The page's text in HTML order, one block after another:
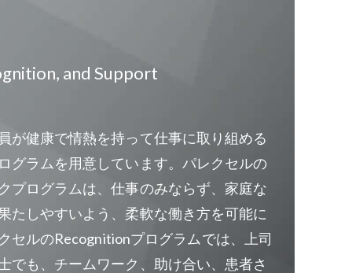
and Support
が健康で情熱を持って仕事に取り組める
グラムを用意しています。パレクセルの
プログラムは、仕事のみならず、家庭な
たしやすいよう、柔軟な働き方を可能に
セルのRecognitionプログラムでは、上司
でも、チームワーク、助け合い、患者さ